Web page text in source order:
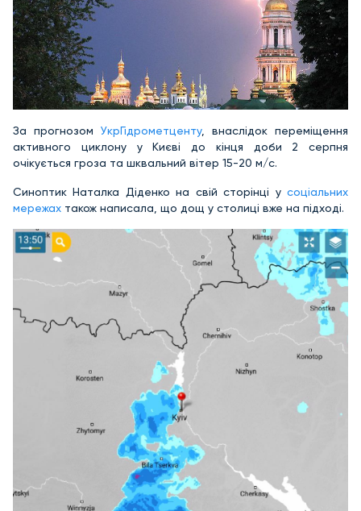
За прогнозом УкрГідрометценту, внаслідок переміщення
активного циклону у Києві до кінця доби 2 серпня
очікується гроза та шквальний вітер 15-20 м/с.
Синоптик Наталка Діденко на свій сторінці у соціальних
мережах також написала, що дощ у столиці вже на підході.